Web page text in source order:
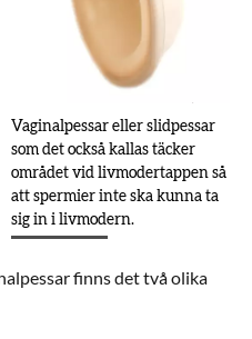
Vaginalpessar eller slidpessar
som det också kallas täcker
området vid livmodertappen så
att spermier inte ska kunna ta
sig in i livmodern.
finns det två olika